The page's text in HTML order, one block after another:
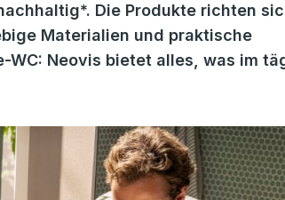
Die Produkte richten
Materialien und praktische
WC: Neovis bietet alles, was im